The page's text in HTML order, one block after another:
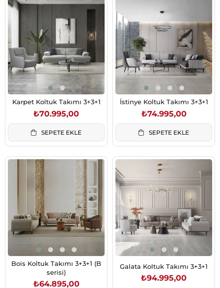
Karpet Koltuk Takımı 3+3+1
₺70.995,00
SEPETE EKLE
İstinye Koltuk Takımı 3+3+1
₺74.995,00
SEPETE EKLE
Bois Koltuk Takımı 3+3+1 (B
serisi)
₺64.895,00
Galata Koltuk Takımı 3+3+1
₺94.995,00